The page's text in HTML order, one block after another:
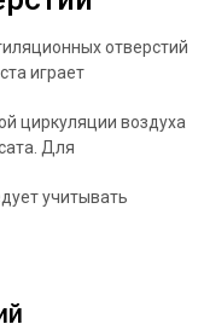
отверстий
играет
циркуляции воздуха
Для
учитывать